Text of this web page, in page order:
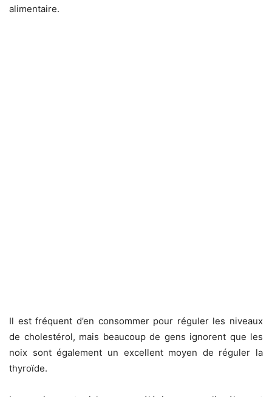
alimentaire.
Il est fréquent d’en consommer pour réguler les niveaux
de cholestérol, mais beaucoup de gens ignorent que les
noix sont également un excellent moyen de réguler la
thyroïde.